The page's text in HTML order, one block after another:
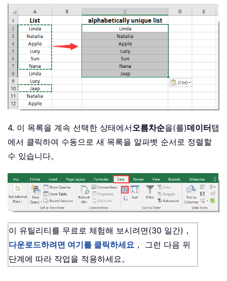
4. 이 목록을 계속 선택한 상태에서오름차순을(를)데이터탭
에서 클릭하여 수동으로 새 목록을 알파벳 순서로 정렬할
수 있습니다。
이 유틸리티를 무료로 체험해 보시려면(30 일간)，
다운로드하려면 여기를 클릭하세요 ， 그런 다음 위
단계에 따라 작업을 적용하세요。